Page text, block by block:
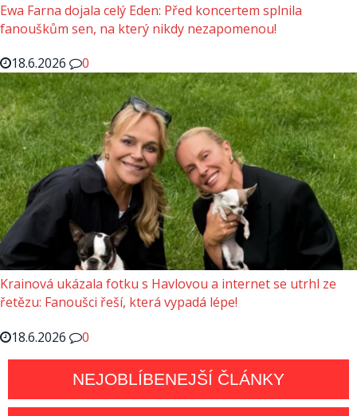
Ewa Farna dojala celý Eden: Před koncertem splnila
fanouškům sen, na který nikdy nezapomenou!
18.6.2026
0
Krainová ukázala fotku s Havlovou a internet se utrhl ze
řetězu: Fanoušci řeší, která vypadá lépe!
18.6.2026
0
NEJOBLÍBENEJŠÍ ČLÁNKY